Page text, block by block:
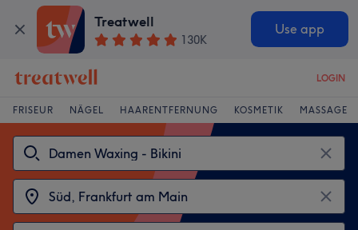
Treatwell
130K
Use app
LOGIN
FRISEUR NÄGEL HAARENTFERNUNG KOSMETIK MASSAGE